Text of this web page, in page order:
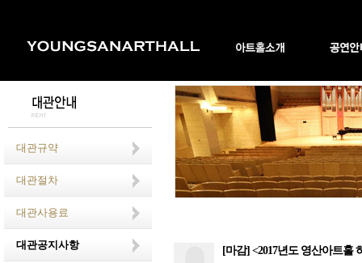
대관규약
대관절차
대관사용료
대관공지사항 [마감] <2017년도 영산아트홀